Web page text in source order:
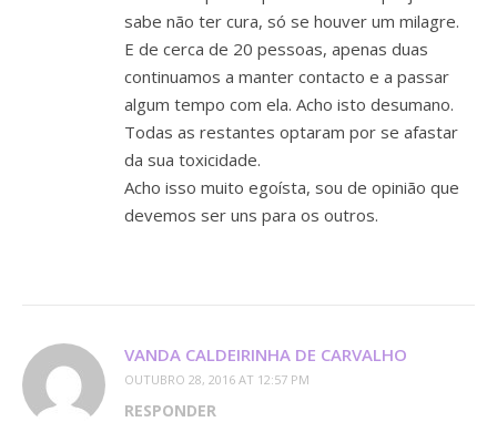
sabe não ter cura, só se houver um milagre.
E de cerca de 20 pessoas, apenas duas
continuamos a manter contacto e a passar
algum tempo com ela. Acho isto desumano.
Todas as restantes optaram por se afastar
da sua toxicidade.
Acho isso muito egoísta, sou de opinião que
devemos ser uns para os outros.
VANDA CALDEIRINHA DE CARVALHO
OUTUBRO 28, 2016 AT 12:57 PM
RESPONDER